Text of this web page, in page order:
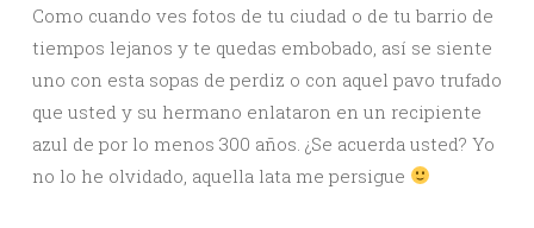
Como cuando ves fotos de tu ciudad o de tu barrio de
tiempos lejanos y te quedas embobado, así se siente
uno con esta sopas de perdiz o con aquel pavo trufado
que usted y su hermano enlataron en un recipiente
azul de por lo menos 300 años. ¿Se acuerda usted? Yo
no lo he olvidado, aquella lata me persigue